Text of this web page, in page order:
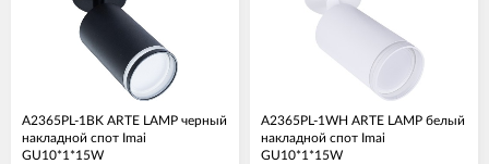
A2365PL-1BK ARTE LAMP черный
накладной спот Imai
GU10*1*15W
A2365PL-1WH ARTE LAMP белый
накладной спот Imai
GU10*1*15W